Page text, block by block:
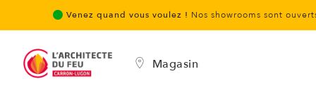
Venez quand vous voulez ! Nos showrooms sont
Magasin